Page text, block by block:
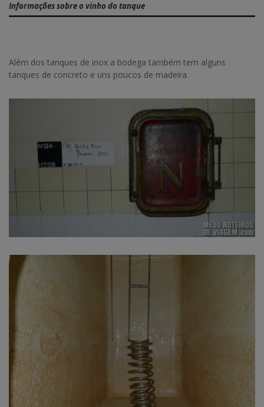
Informações sobre o vinho do tanque
Além dos tanques de inox a bodega também tem alguns
tanques de concreto e uns poucos de madeira.